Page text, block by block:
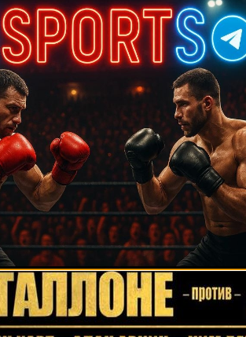
Манн Руслан Семёнов Авраам Гонсалес
Кларк Артуро Годой Поли Аяла
Геннадий
Томми Джексон Дэнни Гарсия Уго Руис
Елистратов Элвин Льюис
Луис Рамон
Марвис Фрейзер Bogdan Grad
Тони Галенто
Хирамагомедов Майк Уивер
Кличко Джамиль Макклайн Крейг
Питер Манфредо младший
Брюс
Блез Епму Мендоу
Кристиан Крус
Жан Педро Агосто Пол Васкес Майкл
Эндрю Джеррард Серрон Фокс
Абдул-Азиз
Кудряшов Масатака Такехара Росс Пьюритти